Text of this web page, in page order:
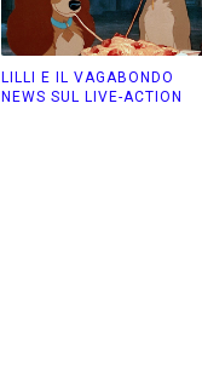
LILLI E IL VAGABONDO
NEWS SUL LIVE-ACTION